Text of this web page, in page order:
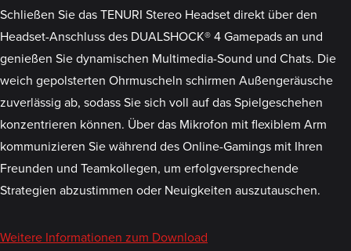
Schließen Sie das TENURI Stereo Headset direkt über den
Headset-Anschluss des DUALSHOCK® 4 Gamepads an und
genießen Sie dynamischen Multimedia-Sound und Chats. Die
weich gepolsterten Ohrmuscheln schirmen Außengeräusche
zuverlässig ab, sodass Sie sich voll auf das Spielgeschehen
konzentrieren können. Über das Mikrofon mit flexiblem Arm
kommunizieren Sie während des Online-Gamings mit Ihren
Freunden und Teamkollegen, um erfolgversprechende
Strategien abzustimmen oder Neuigkeiten auszutauschen.
Weitere Informationen zum Download